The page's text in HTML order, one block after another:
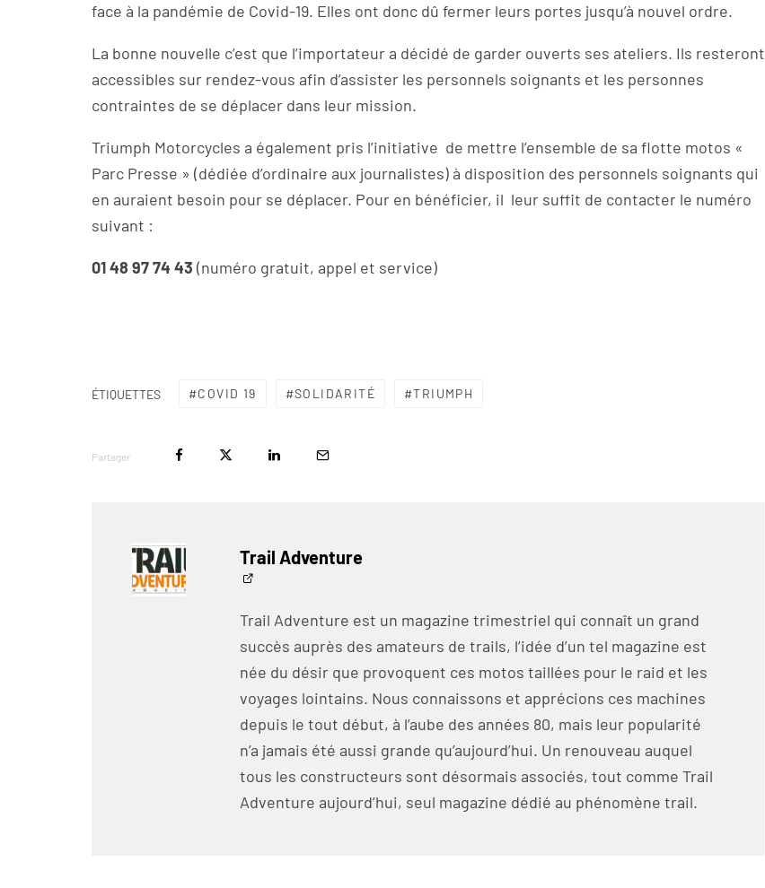
face à la pandémie de Covid-19. Elles ont donc dû fermer leurs portes jusqu’à nouvel ordre.
La bonne nouvelle c’est que l’importateur a décidé de garder ouverts ses ateliers. Ils resteront
accessibles sur rendez-vous afin d’assister les personnels soignants et les personnes
contraintes de se déplacer dans leur mission.
Triumph Motorcycles a également pris l’initiative de mettre l’ensemble de sa flotte motos «
Parc Presse » (dédiée d’ordinaire aux journalistes) à disposition des personnels soignants qui
en auraient besoin pour se déplacer. Pour en bénéficier, il leur suffit de contacter le numéro
suivant :
01 48 97 74 43 (numéro gratuit, appel et service)
ÉTIQUETTES COVID 19 SOLIDARITÉ TRIUMPH
Partager
Trail Adventure
Trail Adventure est un magazine trimestriel qui connaît un grand
succès auprès des amateurs de trails, l’idée d’un tel magazine est
née du désir que provoquent ces motos taillées pour le raid et les
voyages lointains. Nous connaissons et apprécions ces machines
depuis le tout début, à l’aube des années 80, mais leur popularité
n’a jamais été aussi grande qu’aujourd’hui. Un renouveau auquel
tous les constructeurs sont désormais associés, tout comme Trail
Adventure aujourd’hui, seul magazine dédié au phénomène trail.